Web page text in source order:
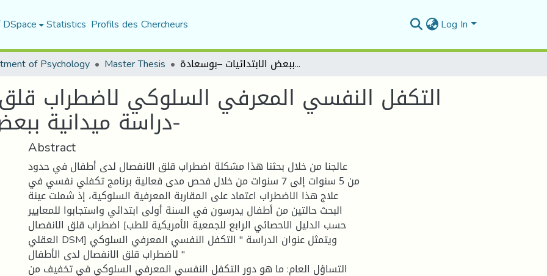
Statistics Profils des Chercheurs Log In
of Psychology Master Thesis التكفل النفسي المعرفي السلوكي لاضطراب قلق الانفصال لدى الأطفال دراسة ميدانية ببعض الابتدائيات –بوسعادة-
التكفل النفسي المعرفي السلوكي لاضطراب
دراسة ميدانية ببعض الابتدائيات –بوسعادة-
Abstract
عالجنا من خلال بحثنا هذا مشكلة اضطراب قلق الانفصال لدى أطفال في حدود
من 5 سنوات إلى 7 سنوات من خلال فحص مدى فعالية برنامج تكفلي نفسي في
علاج هذا الاضطراب اعتماد على المقاربة المعرفية السلوكية، إذ شملت عينة
البحث حالتين من أطفال يدرسون في السنة أولى ابتدائي واستجابوا للمعايير
اضطراب قلق الانفصال [حسب الدليل الاحصائي الرابع للجمعية الأمريكية للطب
العقلي DSM] ويتمثل عنوان الدراسة '' التكفل النفسي المعرفي السلوكي
لاضطراب قلق الانفصال لدى الأطفال ''
التساؤل العام: ما هو دور التكفل النفسي المعرفي السلوكي في تخفيف من